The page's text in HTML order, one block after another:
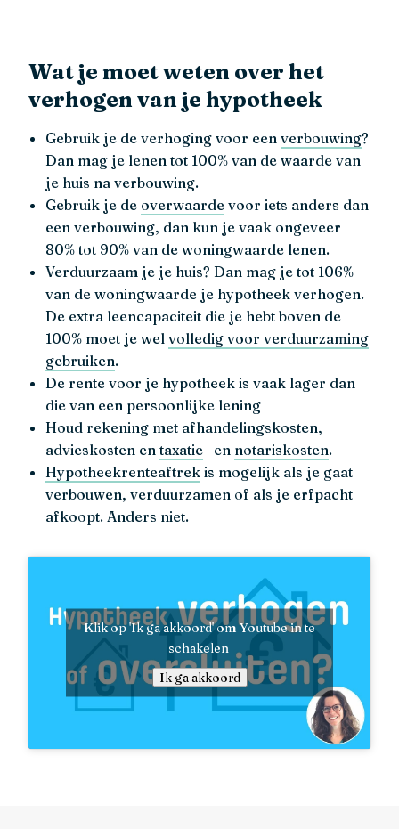
Wat je moet weten over het
verhogen van je hypotheek
Gebruik je de verhoging voor eenverbouwing?
Dan mag je lenen tot 100% van de waarde van
je huis na verbouwing.
Gebruik je de overwaarde voor iets anders dan
een verbouwing, dan kun je vaak ongeveer
80% tot 90% van de woningwaarde lenen.
Verduurzaam je je huis? Dan mag je tot 106%
van de woningwaarde je hypotheek verhogen.
De extra leencapaciteit die je hebt boven de
100% moet je welvolledig voor verduurzaming
gebruiken.
De rente voor je hypotheek is vaak lager dan
die van een persoonlijke lening
Houd rekening met afhandelingskosten,
advieskosten entaxatie– en notariskosten.
Hypotheekrenteaftrek is mogelijk als je gaat
verbouwen, verduurzamen of als je erfpacht
afkoopt. Anders niet.
Klik op 'Ik ga akkoord' om Youtube in te
schakelen
Ik ga akkoord